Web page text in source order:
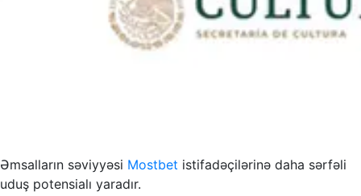
Əmsalların səviyyəsi Mostbet istifadəçilərinə daha sərfəli
uduş potensialı yaradır.